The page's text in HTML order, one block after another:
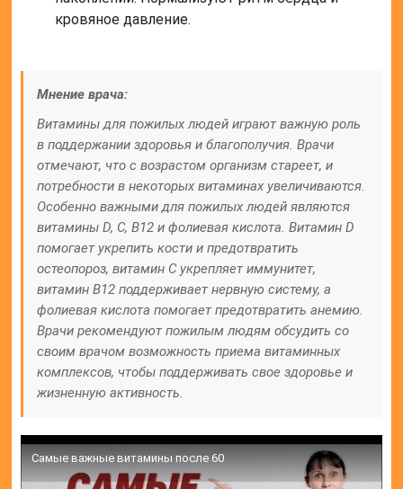
кровяное давление.
Мнение врача:
Витамины для пожилых людей играют важную роль
в поддержании здоровья и благополучия. Врачи
отмечают, что с возрастом организм стареет, и
потребности в некоторых витаминах увеличиваются.
Особенно важными для пожилых людей являются
витамины D, С, В12 и фолиевая кислота. Витамин D
помогает укрепить кости и предотвратить
остеопороз, витамин С укрепляет иммунитет,
витамин В12 поддерживает нервную систему, а
фолиевая кислота помогает предотвратить анемию.
Врачи рекомендуют пожилым людям обсудить со
своим врачом возможность приема витаминных
комплексов, чтобы поддерживать свое здоровье и
жизненную активность.
Самые важные витамины после 60